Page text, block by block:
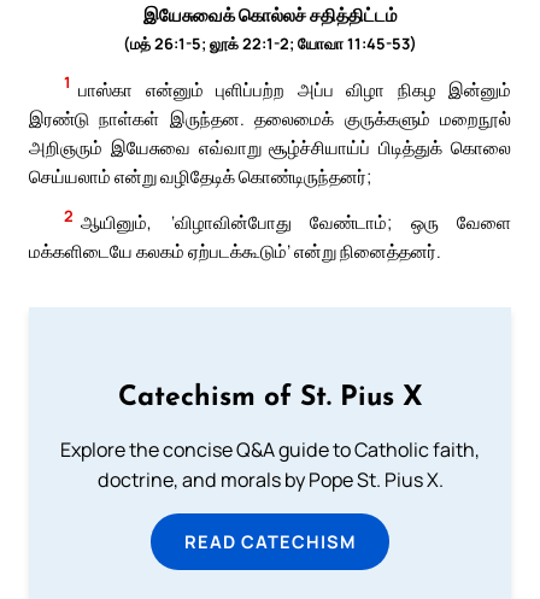
இயேசுவைக் கொல்லச் சதித்திட்டம்
(மத் 26:1-5; லூக் 22:1-2; யோவா 11:45-53)
1 பாஸ்கா என்னும் புளிப்பற்ற அப்ப விழா நிகழ இன்னும்
இரண்டு நாள்கள் இருந்தன. தலைமைக் குருக்களும் மறைநூல்
அறிஞரும் இயேசுவை எவ்வாறு சூழ்ச்சியாய்ப் பிடித்துக் கொலை
செய்யலாம் என்று வழிதேடிக் கொண்டிருந்தனர்;
2 ஆயினும், ‘விழாவின்போது வேண்டாம்; ஒரு வேளை
மக்களிடையே கலகம் ஏற்படக்கூடும்’ என்று நினைத்தனர்.
Catechism of St. Pius X
Explore the concise Q&A guide to Catholic faith,
doctrine, and morals by Pope St. Pius X.
READ CATECHISM